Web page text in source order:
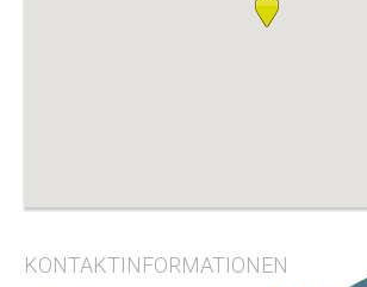
KONTAKTINFORMATIONEN